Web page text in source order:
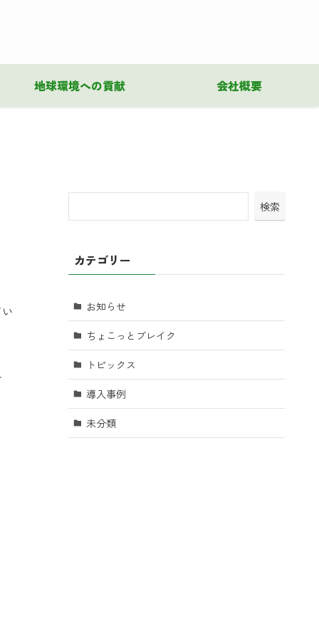
地球環境への貢献 会社概要
検索
カテゴリー
お知らせ
ちょこっとブレイク
トピックス
導入事例
未分類